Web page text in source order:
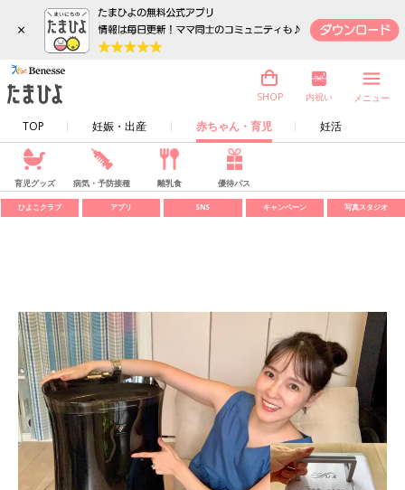
×
TOP 妊娠・出産 赤ちゃん・育児 妊活
SHOP 内祝い メニュー
育児グッズ 病気・予防接種 離乳食 優待パス
ひよこクラブ アプリ SNS キャンペーン 写真スタジオ